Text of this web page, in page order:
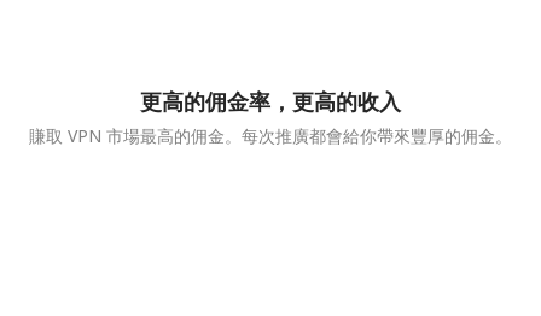
更高的佣金率，更高的收入
賺取 VPN 市場最高的佣金。每次推廣都會給你帶來豐厚的佣金。